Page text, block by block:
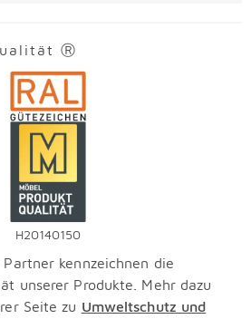
Ⓡ
H20140150
kennzeichnen die
unserer Produkte. Mehr dazu
Seite zu Umweltschutz und